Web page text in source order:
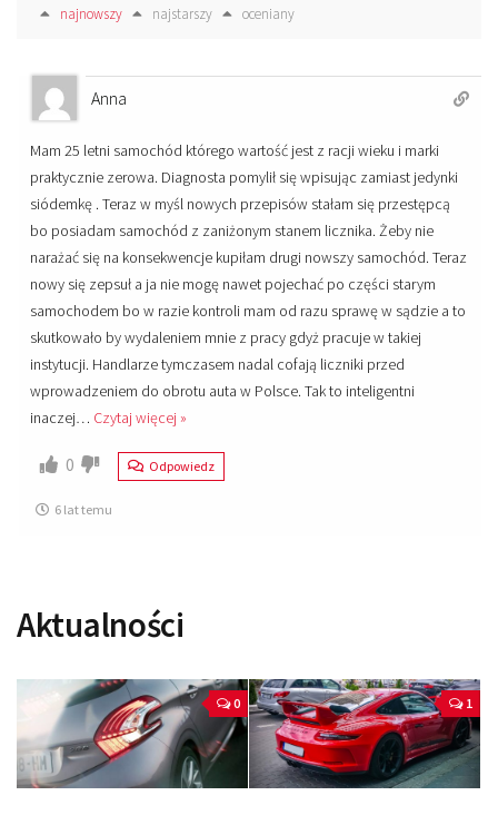
najnowszy najstarszy oceniany
Anna
Mam 25 letni samochód którego wartość jest z racji wieku i marki
praktycznie zerowa. Diagnosta pomylił się wpisując zamiast jedynki
siódemkę . Teraz w myśl nowych przepisów stałam się przestępcą
bo posiadam samochód z zaniżonym stanem licznika. Żeby nie
narażać się na konsekwencje kupiłam drugi nowszy samochód. Teraz
nowy się zepsuł a ja nie mogę nawet pojechać po części starym
samochodem bo w razie kontroli mam od razu sprawę w sądzie a to
skutkowało by wydaleniem mnie z pracy gdyż pracuje w takiej
instytucji. Handlarze tymczasem nadal cofają liczniki przed
wprowadzeniem do obrotu auta w Polsce. Tak to inteligentni
inaczej… Czytaj więcej »
0 Odpowiedz
6 lat temu
Aktualności
0 1